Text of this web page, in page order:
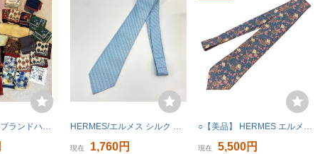
HERMES等含! ブランドハンカチ ネクタイ ストール マフラー 靴下 手袋など ファッション小物85点以上 大量まとめ売り HERMES/エルメス シルク ネクタイ ライトブルー /UPK
現在 1,760円
○【美品】 HERMES エルメスネクタイ 蝶柄 花柄 ブルー×グレー系 シルク100% メンズ
現在 5,500円